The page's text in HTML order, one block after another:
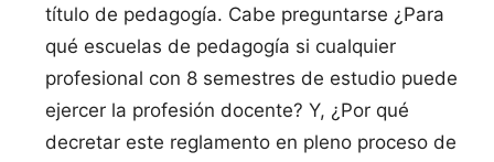
título de pedagogía. Cabe preguntarse ¿Para
qué escuelas de pedagogía si cualquier
profesional con 8 semestres de estudio puede
ejercer la profesión docente? Y, ¿Por qué
decretar este reglamento en pleno proceso de